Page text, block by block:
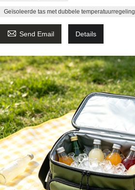
Geïsoleerde tas met dubbele temperatuurregeling
 Send Email Details